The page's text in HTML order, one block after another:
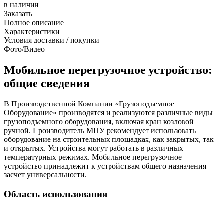
в наличии
Заказать
Полное описание
Характеристики
Условия доставки / покупки
Фото/Видео
Мобильное перегрузочное устройство:
общие сведения
В Производственной Компании «Грузоподъемное
Оборудование» производятся и реализуются различные виды
грузоподъемного оборудования, включая кран козловой
ручной. Производитель МПУ рекомендует использовать
оборудование на строительных площадках, как закрытых, так
и открытых. Устройства могут работать в различных
температурных режимах. Мобильное перегрузочное
устройство принадлежит к устройствам общего назначения
засчет универсальности.
Область использования